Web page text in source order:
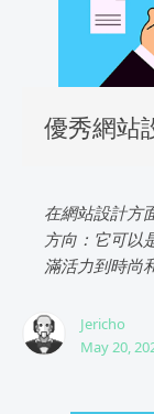
優秀網站
在網站設計方
方向：它可以
滿活力到時尚
Jericho
May 20,